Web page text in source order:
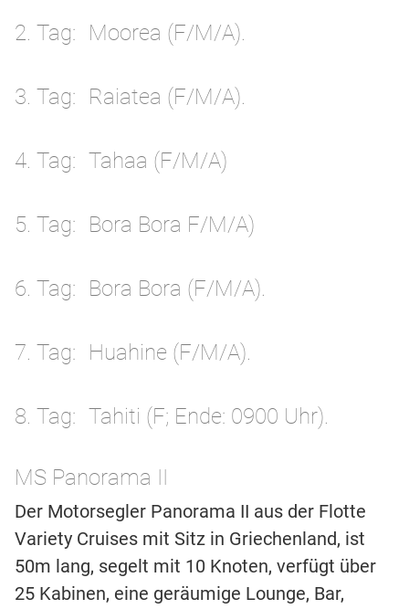
2. Tag Moorea (F/M/A).
3. Tag Raiatea (F/M/A).
4. Tag Tahaa (F/M/A)
5. Tag Bora Bora F/M/A)
6. Tag Bora Bora (F/M/A).
7. Tag Huahine (F/M/A).
8. Tag Tahiti (F; Ende: 0900 Uhr).
MS Panorama II
Der Motorsegler Panorama II aus der Flotte
Variety Cruises mit Sitz in Griechenland, ist
50m lang, segelt mit 10 Knoten, verfügt über
25 Kabinen, eine geräumige Lounge, Bar,